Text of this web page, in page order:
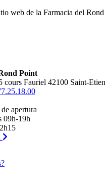
web de la Farmacia del
Point
cours Fauriel 42100 Saint-
apertura
09h-19h